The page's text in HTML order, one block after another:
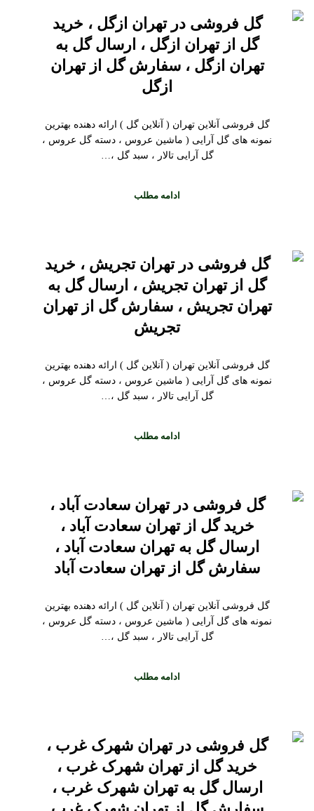
گل فروشی در تهران ازگل ، خرید
گل از تهران ازگل ، ارسال گل به
تهران ازگل ، سفارش گل از تهران
ازگل
گل فروشی آنلاین تهران ( آنلاین گل ) ارائه دهنده بهترین
نمونه های گل آرایی ( ماشین عروس ، دسته گل عروس ،
گل آرایی تالار ، سبد گل ،…
ادامه مطلب
گل فروشی در تهران تجریش ، خرید
گل از تهران تجریش ، ارسال گل به
تهران تجریش ، سفارش گل از تهران
تجریش
گل فروشی آنلاین تهران ( آنلاین گل ) ارائه دهنده بهترین
نمونه های گل آرایی ( ماشین عروس ، دسته گل عروس ،
گل آرایی تالار ، سبد گل ،…
ادامه مطلب
گل فروشی در تهران سعادت آباد ،
خرید گل از تهران سعادت آباد ،
ارسال گل به تهران سعادت آباد ،
سفارش گل از تهران سعادت آباد
گل فروشی آنلاین تهران ( آنلاین گل ) ارائه دهنده بهترین
نمونه های گل آرایی ( ماشین عروس ، دسته گل عروس ،
گل آرایی تالار ، سبد گل ،…
ادامه مطلب
گل فروشی در تهران شهرک غرب ،
خرید گل از تهران شهرک غرب ،
ارسال گل به تهران شهرک غرب ،